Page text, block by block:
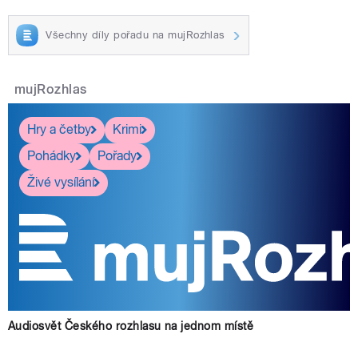
Všechny díly pořadu na mujRozhlas
mujRozhlas
Hry a četby
Krimi
Pohádky
Pořady
Živé vysílání
Audiosvět Českého rozhlasu na jednom místě